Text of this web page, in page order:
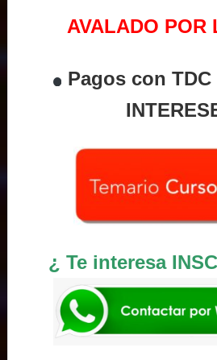
AVALADO POR
Pagos con
¿ Te interesa